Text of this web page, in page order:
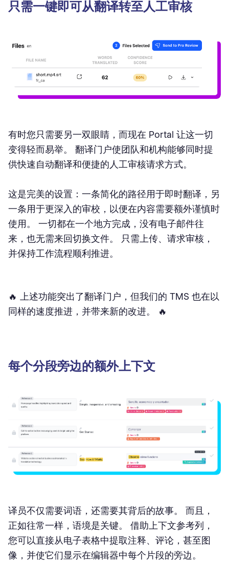
只需一键即可从翻译转至人工审核
有时您只需要另一双眼睛，而现在 Portal 让这一切
变得轻而易举。 翻译门户使团队和机构能够同时提
供快速自动翻译和便捷的人工审核请求方式。
这是完美的设置：一条简化的路径用于即时翻译，另
一条用于更深入的审校，以便在内容需要额外谨慎时
使用。 一切都在一个地方完成，没有电子邮件往
来，也无需来回切换文件。 只需上传、请求审核，
并保持工作流程顺利推进。
🔥 上述功能突出了翻译门户，但我们的 TMS 也在以
同样的速度推进，并带来新的改进。 🔥
每个分段旁边的额外上下文
译员不仅需要词语，还需要其背后的故事。 而且，
正如往常一样，语境是关键。 借助上下文参考列，
您可以直接从电子表格中提取注释、评论，甚至图
像，并使它们显示在编辑器中每个片段的旁边。